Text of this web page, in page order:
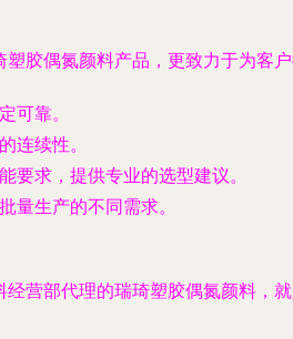
胶偶氮颜料产品，更致力于为客
可靠。
连续性。
要求，提供专业的选型建议。
量生产的不同需求。
营部代理的瑞琦塑胶偶氮颜料，